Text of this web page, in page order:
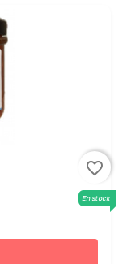
En stock
favorite_border